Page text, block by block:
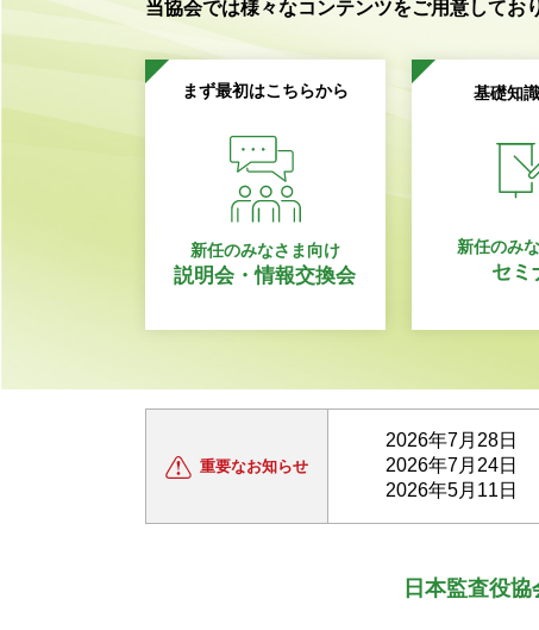
当協会では様々なコンテンツをご用意してお
まず最初はこちらから
新任のみなさま向け
説明会・情報交換会
基礎知
新任のみ
セミ
重要なお知らせ
2026年7月28日
2026年7月24日
2026年5月11日
日本監査役協